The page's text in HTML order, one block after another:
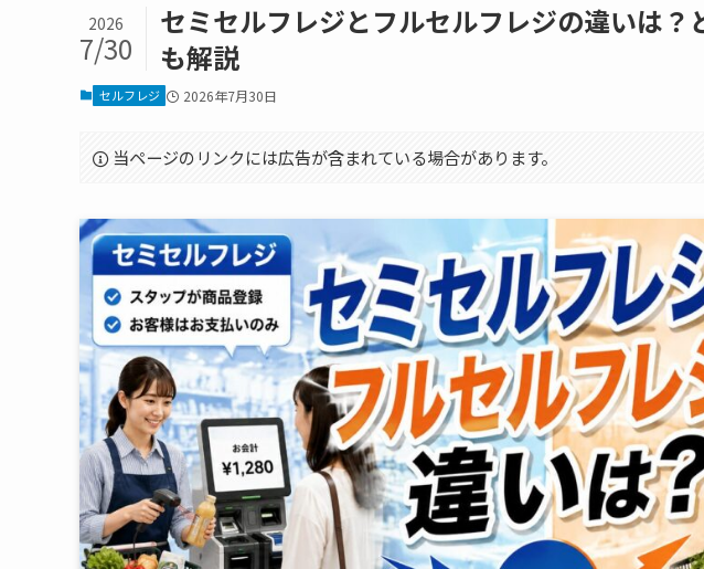
セミセルフレジとフルセルフレジの違いは？
も解説
2026
7/30
セルフレジ 2026年7月30日
当ページのリンクには広告が含まれている場合があります。